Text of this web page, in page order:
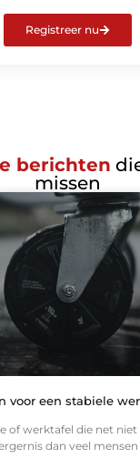
Registreer nu
berichten
missen
voor een stabiele
of werktafel die net niet
dan veel mensen